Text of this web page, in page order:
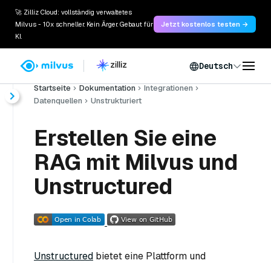
🚀 Zilliz Cloud: vollständig verwaltetes
Milvus - 10x schneller. Kein Ärger. Gebaut für
KI.
Jetzt kostenlos testen →
Deutsch
Startseite Dokumentation
Integrationen
Datenquellen
Unstrukturiert
Erstellen Sie eine
RAG mit Milvus und
Unstructured
Unstructured bietet eine Plattform und